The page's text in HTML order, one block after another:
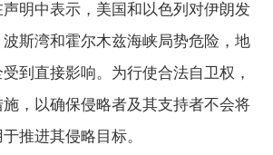
中表示，美国和以色列对伊朗发
斯湾和霍尔木兹海峡局势危险，地
到直接影响。为行使合法自卫权，
，以确保侵略者及其支持者不会将
推进其侵略目标。